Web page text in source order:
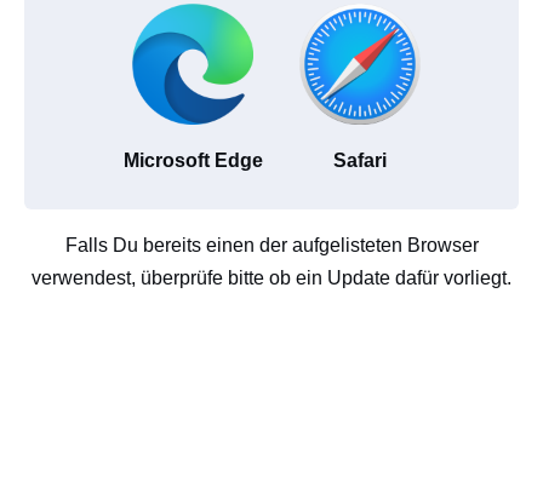
Microsoft Edge Safari
Falls Du bereits einen der aufgelisteten Browser
verwendest, überprüfe bitte ob ein Update dafür vorliegt.